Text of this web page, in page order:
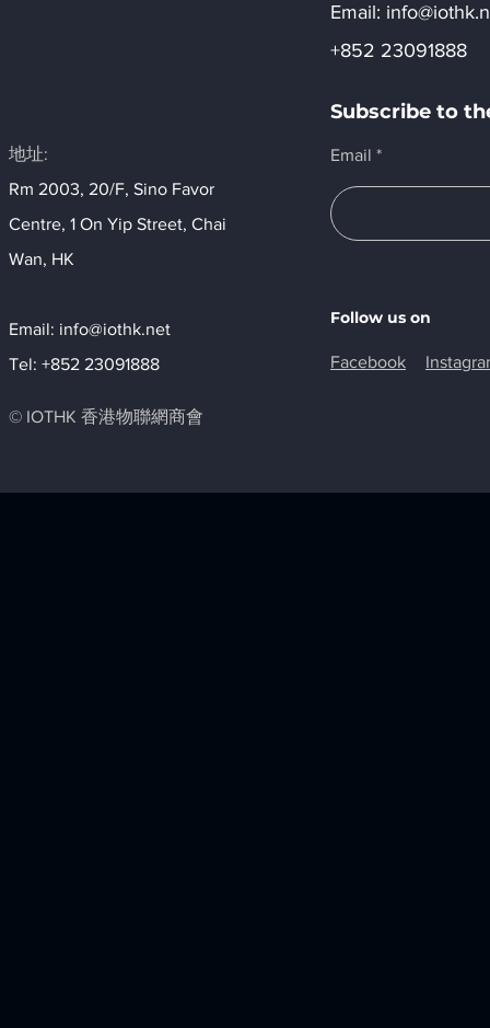
地址:
Rm 2003, 20/F, Sino Favor
Centre, 1 On Yip Street, Chai
Wan, HK​
Email: info@iothk.net
Tel: +852 23091888
© IOTHK 香港物聯網商會
Email:​
+852 23091888
Subscribe to
Email
Follow us on
Facebook